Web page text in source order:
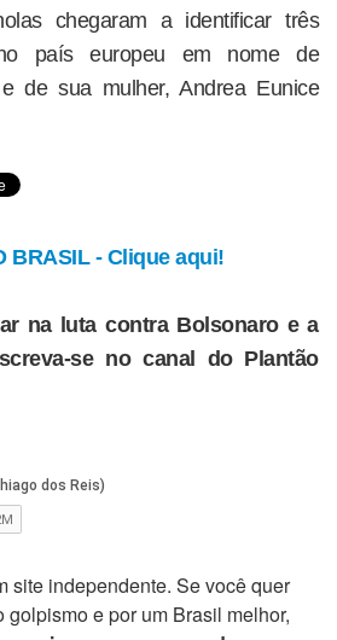
chegaram a identificar três
país europeu em nome de
de sua mulher, Andrea Eunice
BRASIL - Clique aqui!
na luta contra Bolsonaro e a
se no canal do Plantão
site independente. Se você quer
golpismo e por um Brasil melhor,